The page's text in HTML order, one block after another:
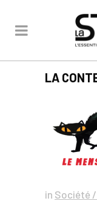
LA
in Société